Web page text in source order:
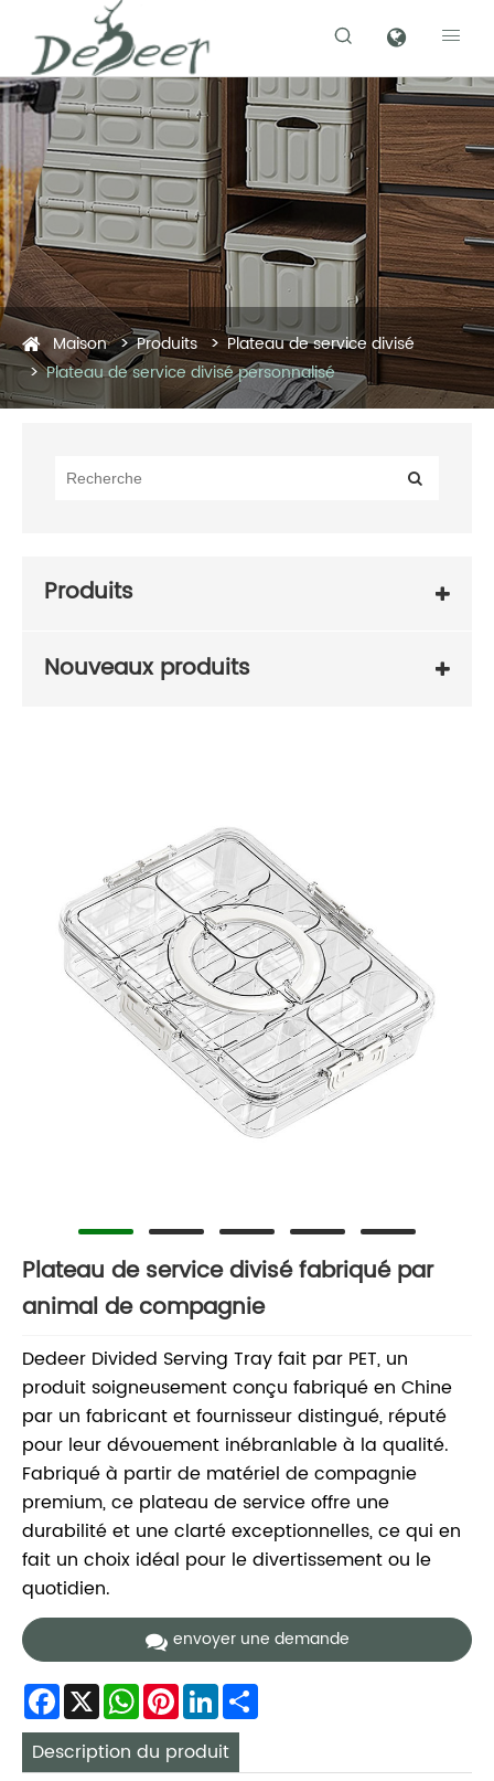
 
Maison Produits
Plateau de service divisé
Plateau de service divisé personnalisé
Produits
Nouveaux produits
Plateau de service divisé fabriqué par
animal de compagnie
Dedeer Divided Serving Tray fait par PET, un
produit soigneusement conçu fabriqué en Chine
par un fabricant et fournisseur distingué, réputé
pour leur dévouement inébranlable à la qualité.
Fabriqué à partir de matériel de compagnie
premium, ce plateau de service offre une
durabilité et une clarté exceptionnelles, ce qui en
fait un choix idéal pour le divertissement ou le
quotidien.
envoyer une demande
Facebook
X WhatsApp
Pinterest
LinkedIn
Description du produit